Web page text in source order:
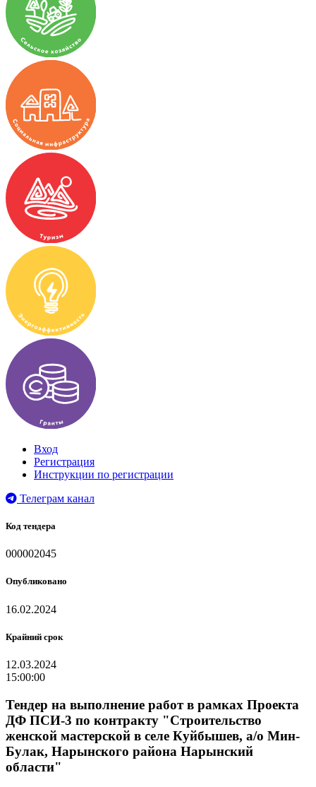
Вход
Регистрация
Инструкции по регистрации
Телеграм канал
Код тендера
000002045
Опубликовано
16.02.2024
Крайний срок
12.03.2024
15:00:00
Тендер на выполнение работ в рамках Проекта
ДФ ПСИ-3 по контракту "Строительство
женской мастерской в селе Куйбышев, а/о Мин-
Булак, Нарынского района Нарынский
области"